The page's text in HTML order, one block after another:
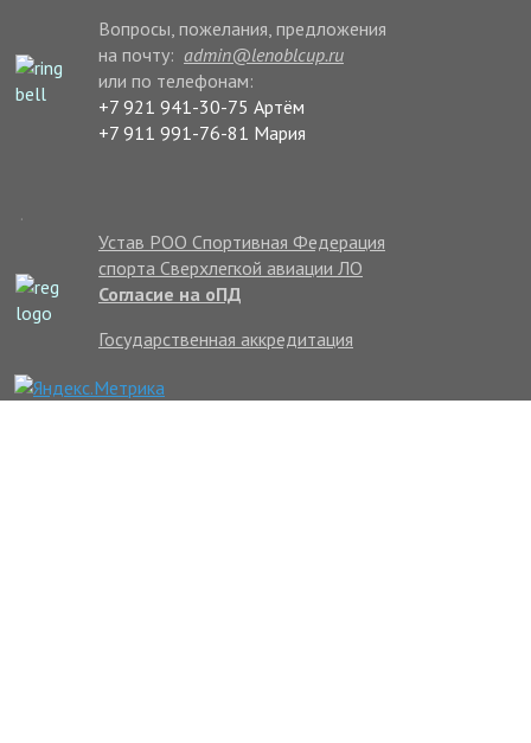
Вопросы, пожелания, предложения
на почту: admin@lenoblcup.ru
или по телефонам:
+7 921 941-30-75 Артём
+7 911 991-76-81 Мария
.
Устав РОО Спортивная Федерация
спорта Сверхлегкой авиации ЛО
Согласие на оПД
Государственная аккредитация